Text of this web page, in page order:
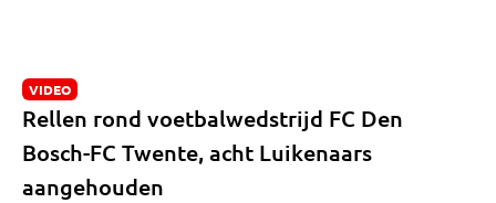
VIDEO
Rellen rond voetbalwedstrijd FC Den
Bosch-FC Twente, acht Luikenaars
aangehouden